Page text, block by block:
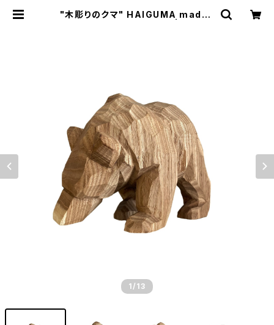
"木彫りのクマ" HAIGUMA made i
1 /13